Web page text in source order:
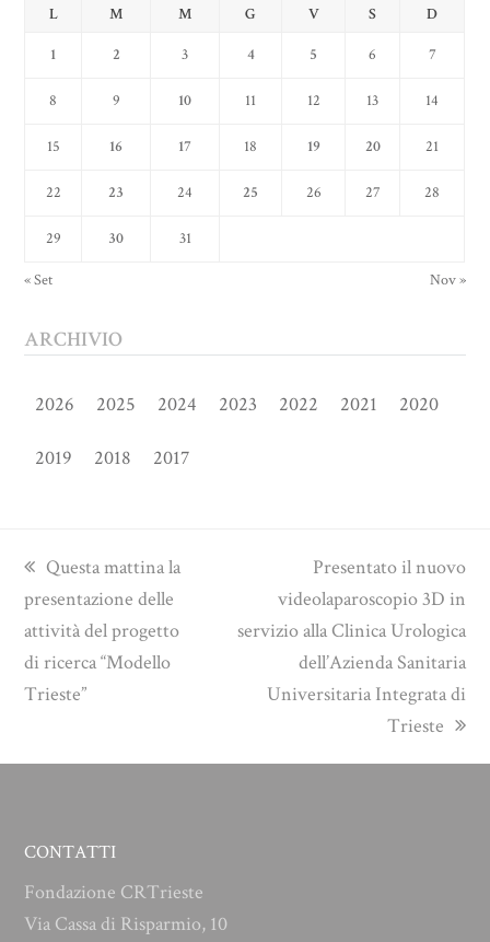
L M M G V S D
1 2 3 4 5 6 7
8 9 10 11 12 13 14
15 16 17 18 19 20 21
22 23 24 25 26 27 28
29 30 31
« Set Nov »
ARCHIVIO
2026 2025 2024 2023 2022 2021 2020
2019 2018 2017
previous
post:
Questa mattina la
presentazione delle
attività del progetto
di ricerca “Modello
Trieste”
next
post:
Presentato il nuovo
videolaparoscopio 3D in
servizio alla Clinica Urologica
dell’Azienda Sanitaria
Universitaria Integrata di
Trieste
CONTATTI
Fondazione CRTrieste
Via Cassa di Risparmio, 10